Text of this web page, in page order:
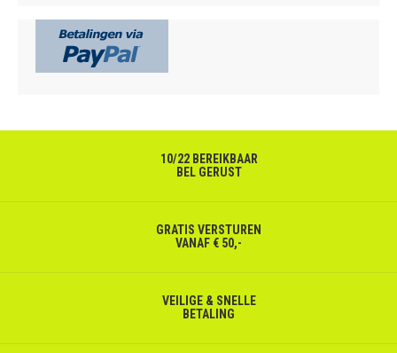
10/22 BEREIKBAAR
BEL GERUST
GRATIS VERSTUREN
VANAF € 50,-
VEILIGE & SNELLE
BETALING